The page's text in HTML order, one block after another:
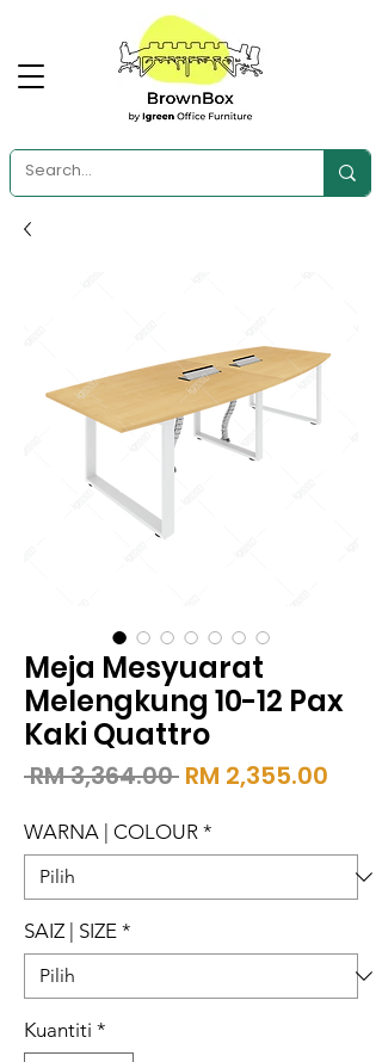
Meja Mesyuarat
Melengkung 10-12 Pax
Kaki Quattro
RM 3,364.00 Harga
RM 2,355.00
WARNA | COLOUR *
SAIZ | SIZE *
Kuantiti *